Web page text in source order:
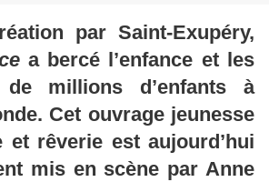
par Saint-Exupéry,
a bercé l’enfance et les
millions d’enfants à
Cet ouvrage jeunesse
et rêverie est aujourd’hui
mis en scène par Anne